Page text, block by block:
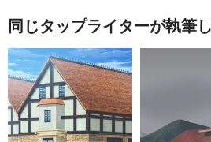
同じタップライターが執筆